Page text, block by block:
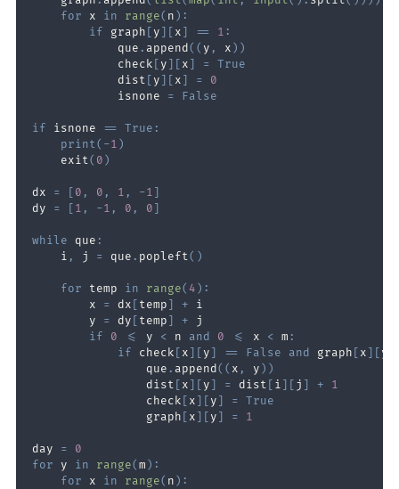
for x in range( n ) :
if graph [ y ] [ x ] == 1 :
            que
. append ( ( y , x ) )
            check
[ y ] [ x ] =
True
            dist
[ y ] [ x ] =
0
            isnone
= False
if isnone == True :
print( -1 )
    exit
( 0 )
dx = [ 0 , 0 , 1 , -1 ]
dy = [ 1 , -1 , 0 , 0 ]
while que :
    i
, j = que . popleft( )
for temp in range( 4 ) :
        x
= dx [ temp ] +
        y
= dy [ temp ] +
if
0 <= y < n and 0 <= x < m :
if check [ x ] [ y ] == False and graph [ x ] [ y
                que
. append ( ( x , y ) )
                dist
[ x ] [ y ] = dist [ i ] [ j ] +
1
                check
[ x ] [ y ] =
True
                graph
[ x ] [ y ] = 1
day =
0
for y in range(m ) :
for x in range( n ) :